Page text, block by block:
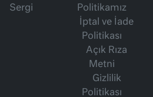
Sergi
Politikamız
İptal ve İade
Politikası
Açık Rıza
Metni
Gizlilik
Politikası